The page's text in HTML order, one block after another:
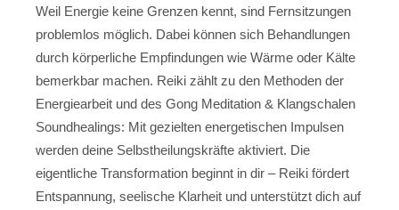
Weil Energie keine Grenzen kennt, sind Fernsitzungen
problemlos möglich. Dabei können sich Behandlungen
durch körperliche Empfindungen wie Wärme oder Kälte
bemerkbar machen. Reiki zählt zu den Methoden der
Energiearbeit und des Gong Meditation & Klangschalen
Soundhealings: Mit gezielten energetischen Impulsen
werden deine Selbstheilungskräfte aktiviert. Die
eigentliche Transformation beginnt in dir – Reiki fördert
Entspannung, seelische Klarheit und unterstützt dich auf